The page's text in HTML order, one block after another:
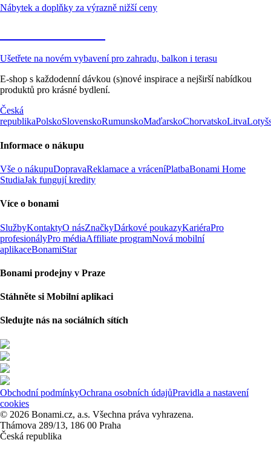
Nábytek a doplňky za výrazně nižší ceny
Ušetřete na novém vybavení pro zahradu, balkon i terasu
E-shop s každodenní dávkou (s)nové inspirace a nejširší nabídkou
produktů pro krásné bydlení.
Česká
republikaPolskoSlovenskoRumunskoMaďarskoChorvatskoLitva
Informace o nákupu
Vše o nákupuDopravaReklamace a vráceníPlatbaBonami Home
StudiaJak fungují kredity
Více o bonami
SlužbyKontaktyO násZnačkyDárkové poukazyKariéraPro
profesionályPro médiaAffiliate programNová mobilní
aplikaceBonamiStar
Bonami prodejny v Praze
Stáhněte si Mobilní aplikaci
Sledujte nás na sociálních sítích
Obchodní podmínkyOchrana osobních údajůPravidla a nastavení
cookies
© 2026 Bonami.cz, a.s. Všechna práva vyhrazena.
Thámova 289/13, 186 00 Praha
Česká republika